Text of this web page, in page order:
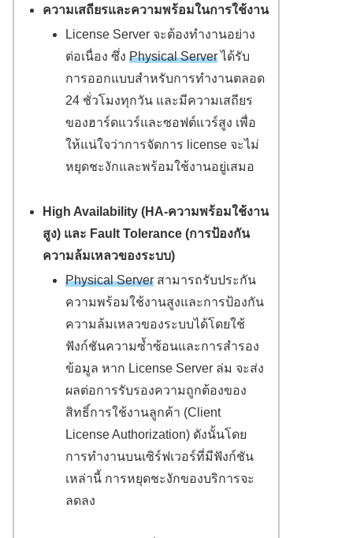
ความเสถียรและความพร้อมในการใช้งาน
License Server จะต้องทำงานอย่าง
ต่อเนื่อง ซึ่งPhysical Serverได้รับ
การออกแบบสำหรับการทำงานตลอด
24 ชั่วโมงทุกวัน และมีความเสถียร
ของฮาร์ดแวร์และซอฟต์แวร์สูง เพื่อ
ให้แน่ใจว่าการจัดการ license จะไม่
หยุดชะงักและพร้อมใช้งานอยู่เสมอ
High Availability (HA-ความพร้อมใช้งาน
สูง) และ Fault Tolerance (การป้องกัน
ความล้มเหลวของระบบ)
Physical Server สามารถรับประกัน
ความพร้อมใช้งานสูงและการป้องกัน
ความล้มเหลวของระบบได้โดยใช้
ฟังก์ชันความซ้ำซ้อนและการสำรอง
ข้อมูล หาก License Server ล่ม จะส่ง
ผลต่อการรับรองความถูกต้องของ
สิทธิ์การใช้งานลูกค้า (Client
License Authorization) ดังนั้นโดย
การทำงานบนเซิร์ฟเวอร์ที่มีฟังก์ชัน
เหล่านี้ การหยุดชะงักของบริการจะ
ลดลง